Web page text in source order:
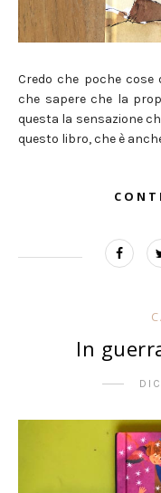
Credo che poche cose
che sapere che la
questa la sensazione
questo libro, che è
In